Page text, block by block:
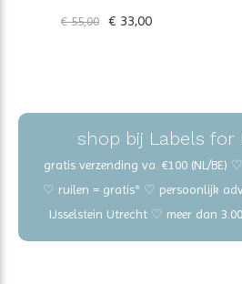
€ 55,00 € 33,00
shop bij Labels for
gratis verzending va. €100 (NL/
♡ ruilen = gratis* ♡ persoonlijk
IJsselstein Utrecht ♡ meer dan